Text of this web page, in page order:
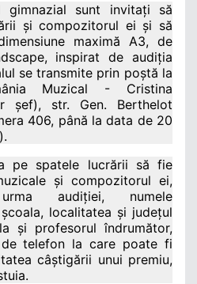
gimnazial sunt invitați să
și compozitorul ei și să
maximă A3, de
inspirat de audiția
se transmite prin poștă la
Muzical - Cristina
șef), str. Gen. Berthelot
406, până la data de 20
pe spatele lucrării să fie
și compozitorul ei,
audiției, numele
localitatea și județul
și profesorul îndrumător,
telefon la care poate fi
câștigării unui premiu,